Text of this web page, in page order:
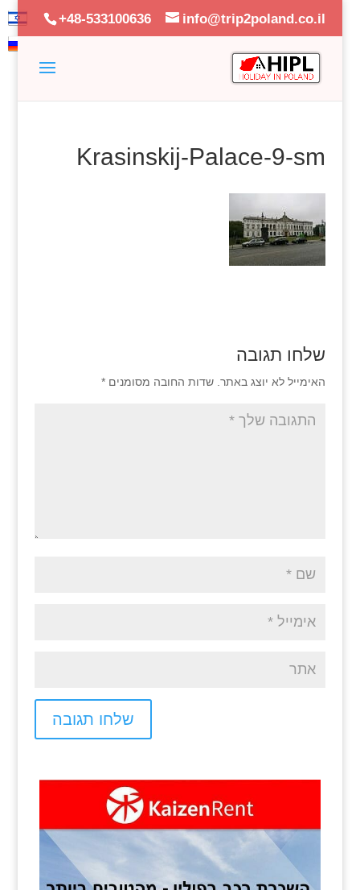
+48-533100636 info@trip2poland.co.il
Krasinskij-Palace-9-sm
שלחו תגובה
האימייל לא יוצג באתר. שדות החובה מסומנים *